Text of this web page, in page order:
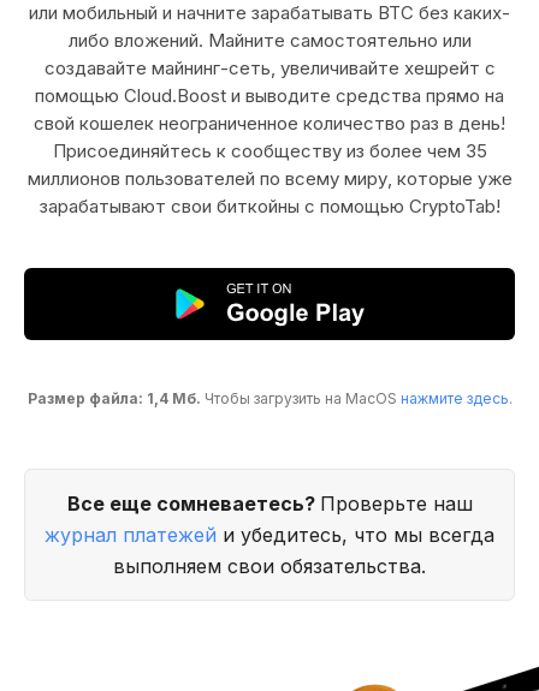
или мобильный и начните зарабатывать BTC без каких-
либо вложений. Майните самостоятельно или
создавайте майнинг-сеть, увеличивайте хешрейт с
помощью Cloud.Boost и выводите средства прямо на
свой кошелек неограниченное количество раз в день!
Присоединяйтесь к сообществу из более чем 35
миллионов пользователей по всему миру, которые уже
зарабатывают свои биткойны с помощью CryptoTab!
Размер файла: 1,4 Мб. Чтобы загрузить на MacOS нажмите здесь.
Все еще сомневаетесь? Проверьте наш
журнал платежей и убедитесь, что мы всегда
выполняем свои обязательства.